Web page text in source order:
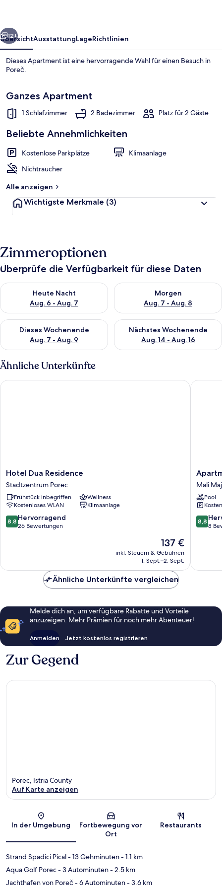
Weiter
12+
ÜbersichtAusstattungLageRichtlinien
Dieses Apartment ist eine hervorragende Wahl für einen Besuch in
Poreč.
Ganzes Apartment
1 Schlafzimmer 2 Badezimmer Platz für 2 Gäste
Beliebte Annehmlichkeiten
Kostenlose Parkplätze
Klimaanlage
Nichtraucher
Alle anzeigen
Wichtigste Merkmale (3)
Zimmeroptionen
Überprüfe die Verfügbarkeit für diese Daten
Heute Nacht
Aug. 6 - Aug. 7
Überprüfe die Verfügbarkeit für heute Nacht, Aug. 6 - Aug. 7.
Morgen
Aug. 7 - Aug. 8
Überprüfe die Verfügbarkeit
Dieses Wochenende
Aug. 7 - Aug. 9
Überprüfe die Verfügbarkeit für dieses Wochenende, Aug. 7
Nächstes Wochenende
Aug. 14 - Aug. 16
Überprüfe die Verfügbarkeit
Ähnliche Unterkünfte
Hotel
Dua
Residence
Stadtzentrum
Porec
Hotel Dua Residence
Stadtzentrum Porec
Frühstück inbegriffen
Wellness
Kostenloses WLAN
Klimaanlage
8.8
von
8,8 Hervorragend
26 Bewertungen
Der
Preis
beträgt
137 €
inkl. Steuern & Gebühren
1. Sept.–2. Sept.
Hotel Dua Residence
Maj
Mali
Maj
Mali Maj
Pool
8.8
von
8,8
8
Ähnliche Unterkünfte vergleichen
Melde dich an, um verfügbare Rabatte und Vorteile
anzuzeigen. Mehr Prämien für noch mehr Abenteuer!
Anmelden Jetzt kostenlos registrieren
Zur Gegend
Karte
Porec, Istria County
Auf Karte anzeigen
In der Umgebung
Fortbewegung vor
Ort
Restaurants
Strand Spadici Pical- 13 Gehminuten- 1.1 km
Aqua Golf Porec- 3 Autominuten- 2.5 km
Jachthafen von Poreč - 6 Autominuten- 3.6 km